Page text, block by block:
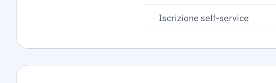
Iscrizione self-service